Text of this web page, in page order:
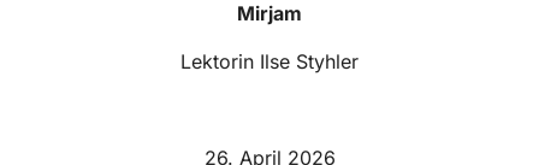
Mirjam
Lektorin Ilse Styhler
26. April 2026